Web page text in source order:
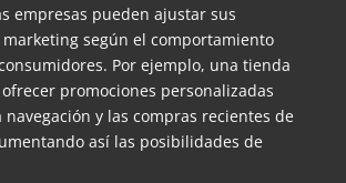
empresas pueden ajustar sus
según el comportamiento
Por ejemplo, una tienda
promociones personalizadas
navegación y las compras recientes de
así las posibilidades de